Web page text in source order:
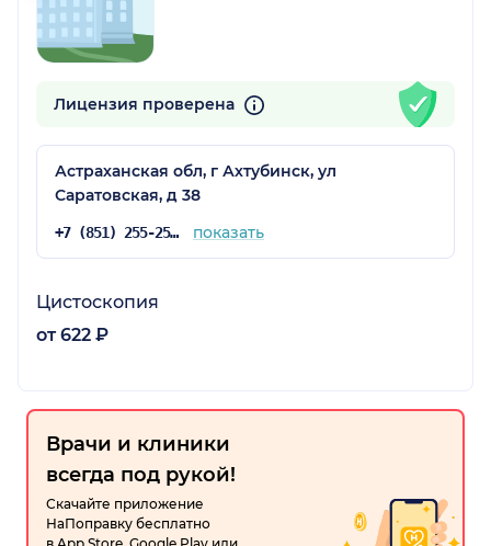
Лицензия проверена
Астраханская обл, г Ахтубинск, ул
Саратовская, д 38
+7 (851) 255-25-48 показать
Цистоскопия
от 622 ₽
Врачи и клиники
всегда под рукой!
Скачайте приложение
НаПоправку бесплатно